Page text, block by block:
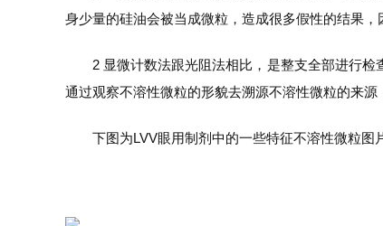
身少量的硅油会被当成微粒，造成很多假性的结果，
2 显微计数法跟光阻法相比，是整支全部进行
通过观察不溶性微粒的形貌去溯源不溶性微粒的来源
下图为LVV眼用制剂中的一些特征不溶性微粒图